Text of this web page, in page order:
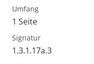
Umfang
1 Seite
Signatur
1.3.1.17a.3